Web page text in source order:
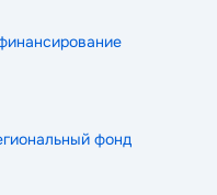
фонд